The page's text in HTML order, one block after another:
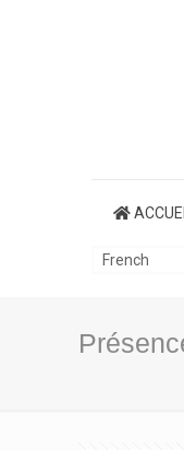
ACCUEIL